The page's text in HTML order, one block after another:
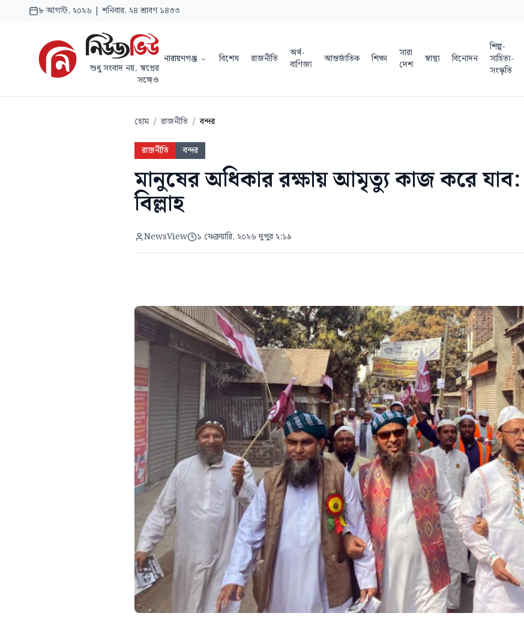
৮ আগস্ট, ২০২৬ | শনিবার, ২৪ শ্রাবণ ১৪৩৩
শুধু সংবাদ নয়, স্বপ্নের
সঙ্গেও
নারায়ণগঞ্জ বিশেষ রাজনীতি
অর্থ-
বাণিজ্য
আন্তর্জাতিক শিক্ষা
সারা
দেশ
স্বাস্থ্য বিনোদন
শিল্প-
সাহিত্য-
সংস্কৃতি
হোম / রাজনীতি / বন্দর
রাজনীতি বন্দর
মানুষের অধিকার রক্ষায় আমৃত্যু কাজ করে
বিল্লাহ
NewsView ১ ফেব্রুয়ারি, ২০২৬ দুপুর ২:১৯